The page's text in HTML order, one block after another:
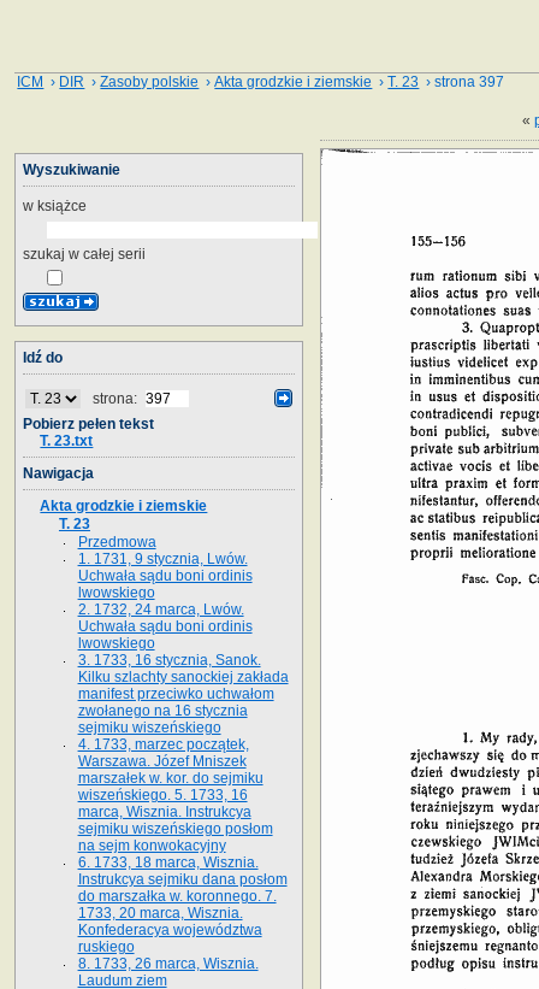
ICM › DIR ›Zasoby polskie ›Akta grodzkie i ziemskie ›T. 23 › strona 397
«
Wyszukiwanie
w książce
szukaj w całej serii
Idź do
strona:
Pobierz pełen tekst
T. 23.txt
Nawigacja
Akta grodzkie i ziemskie
T. 23
Przedmowa
1. 1731, 9 stycznia, Lwów.
Uchwała sądu boni ordinis
lwowskiego
2. 1732, 24 marca, Lwów.
Uchwała sądu boni ordinis
lwowskiego
3. 1733, 16 stycznia, Sanok.
Kilku szlachty sanockiej zakłada
manifest przeciwko uchwałom
zwołanego na 16 stycz­nia
sejmiku wiszeńskiego
4. 1733, marzec początek,
Warszawa. Józef Mniszek
marszałek w. kor. do sejmiku
wiszeńskiego. 5. 1733, 16
marca, Wisznia. Instrukcya
sejmiku wiszeńskiego posłom
na sejm konwokacyjny
6. 1733, 18 marca, Wisznia.
Instrukcya sejmiku dana posłom
do marszałka w. koronnego. 7.
1733, 20 marca, Wisznia.
Konfederacya województwa
ruskiego
8. 1733, 26 marca, Wisznia.
Laudum ziem